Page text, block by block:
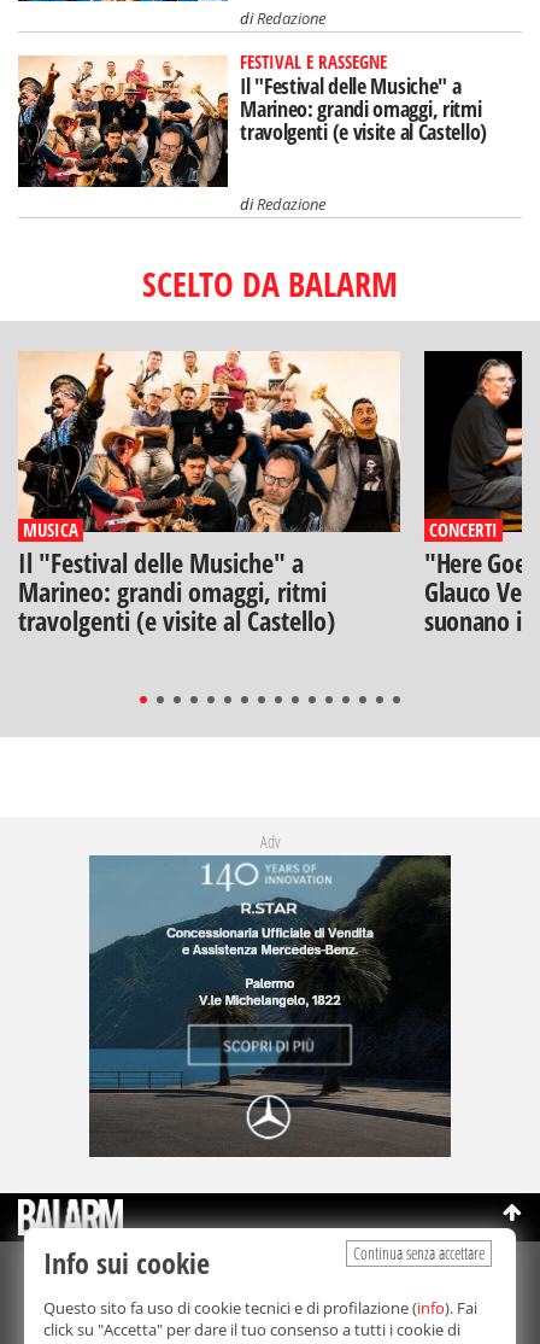
diRedazione
FESTIVAL E RASSEGNE
Il "Festival delle Musiche" a
Marineo: grandi omaggi, ritmi
travolgenti (e visite al Castello)
diRedazione
SCELTO DA BALARM
MUSICA
Il "Festival delle Musiche" a
Marineo: grandi omaggi, ritmi
travolgenti (e visite al Castello)
CONCERTI
"Here
Glauco
suonano i
Adv
©Copyright 2003-2026
Bmedia Srl- P.IVA 07064240828
La riproduzione totale o parziale di tutti i contenuti, in qualunque
forma, su qualsiasi supporto è proibita.
Continua senza accettare
Info sui cookie
Questo sito fa uso di cookie tecnici e di profilazione (info). Fai
click su "Accetta" per dare il tuo consenso a tutti i cookie di